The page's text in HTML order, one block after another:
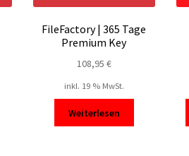
FileFactory | 365 Tage
Premium Key
108,95 €
inkl. 19 % MwSt.
Weiterlesen